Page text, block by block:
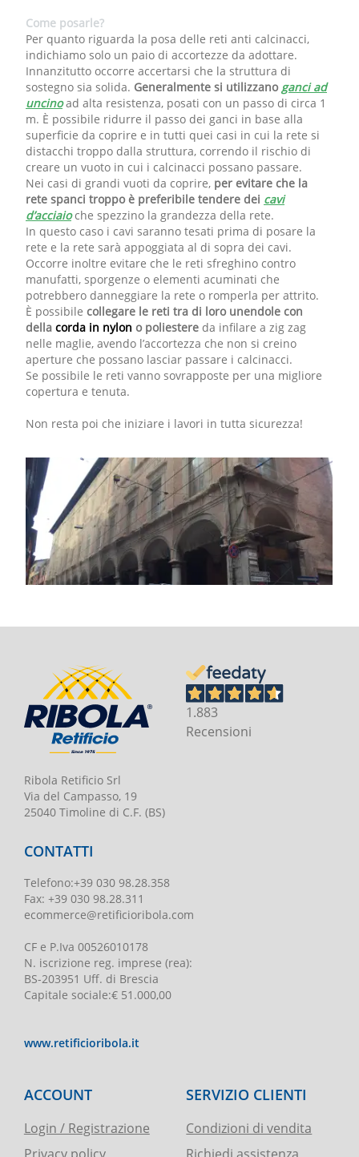
Come posarle?
Per quanto riguarda la posa delle reti anti calcinacci,
indichiamo solo un paio di accortezze da adottare.
Innanzitutto occorre accertarsi che la struttura di
sostegno sia solida. Generalmente si utilizzanoganci ad
uncinoad alta resistenza, posati con un passo di circa 1
m. È possibile ridurre il passo dei ganci in base alla
superficie da coprire e in tutti quei casi in cui la rete si
distacchi troppo dalla struttura, correndo il rischio di
creare un vuoto in cui i calcinacci possano passare.
Nei casi di grandi vuoti da coprire, per evitare che la
rete spanci troppo è preferibile tendere dei cavi
d’acciaioche spezzino la grandezza della rete.
In questo caso i cavi saranno tesati prima di posare la
rete e la rete sarà appoggiata al di sopra dei cavi.
Occorre inoltre evitare che le reti sfreghino contro
manufatti, sporgenze o elementi acuminati che
potrebbero danneggiare la rete o romperla per attrito.
È possibile collegare le reti tra di loro unendole con
della corda in nylon o poliestere da infilare a zig zag
nelle maglie, avendo l’accortezza che non si creino
aperture che possano lasciar passare i calcinacci.
Se possibile le reti vanno sovrapposte per una migliore
copertura e tenuta.
Non resta poi che iniziare i lavori in tutta sicurezza!
Ribola Retificio Srl
Via del Campasso, 19
25040 Timoline di C.F. (BS)
1.883
Recensioni
CONTATTI
Telefono:+39 030 98.28.358
Fax: +39 030 98.28.311
ecommerce@retificioribola.com
CF e P.Iva 00526010178
N. iscrizione reg. imprese (rea):
BS-203951 Uff. di Brescia
Capitale sociale:€ 51.000,00
www.retificioribola.it
ACCOUNT
Login / Registrazione
Privacy policy
SERVIZIO CLIENTI
Condizioni di vendita
Richiedi assistenza